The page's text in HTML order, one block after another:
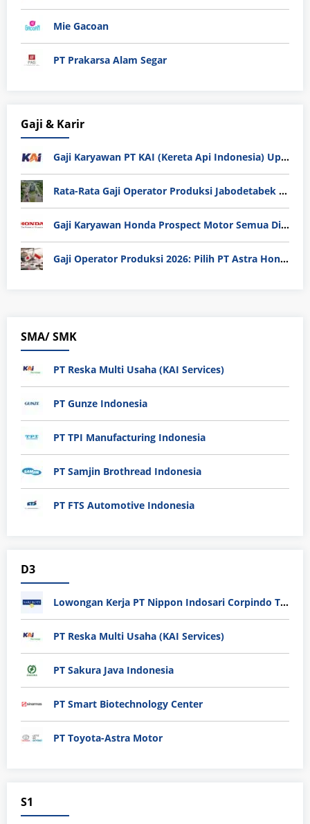
Mie Gacoan
PT Prakarsa Alam Segar
Gaji & Karir
Gaji Karyawan PT KAI (Kereta Api Indonesia) Update 2025
Rata-Rata Gaji Operator Produksi Jabodetabek 2025: Bedah Tuntas UMK, Lemburan, dan Realita Hidup Buruh
Gaji Karyawan Honda Prospect Motor Semua Divisi
Gaji Operator Produksi 2026: Pilih PT Astra Honda Motor (AHM) atau Manufaktur di Jepang?
SMA/ SMK
PT Reska Multi Usaha (KAI Services)
PT Gunze Indonesia
PT TPI Manufacturing Indonesia
PT Samjin Brothread Indonesia
PT FTS Automotive Indonesia
D3
Lowongan Kerja PT Nippon Indosari Corpindo Tbk. Bulan Agustus 2026
PT Reska Multi Usaha (KAI Services)
PT Sakura Java Indonesia
PT Smart Biotechnology Center
PT Toyota-Astra Motor
S1